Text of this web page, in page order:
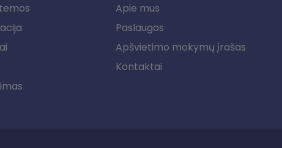
Apie mus
Paslaugos
Apšvietimo mokymų įrašas
Kontaktai